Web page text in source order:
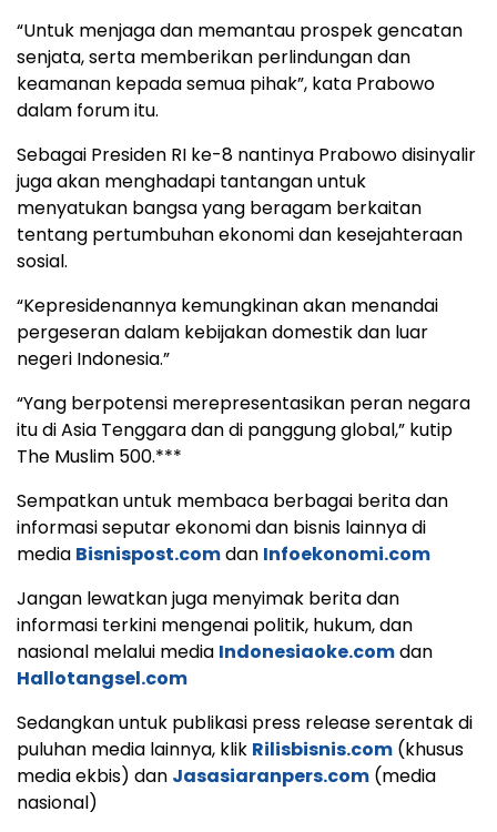
“Untuk menjaga dan memantau prospek gencatan
senjata, serta memberikan perlindungan dan
keamanan kepada semua pihak”, kata Prabowo
dalam forum itu.
Sebagai Presiden RI ke-8 nantinya Prabowo disinyalir
juga akan menghadapi tantangan untuk
menyatukan bangsa yang beragam berkaitan
tentang pertumbuhan ekonomi dan kesejahteraan
sosial.
“Kepresidenannya kemungkinan akan menandai
pergeseran dalam kebijakan domestik dan luar
negeri Indonesia.”
“Yang berpotensi merepresentasikan peran negara
itu di Asia Tenggara dan di panggung global,” kutip
The Muslim 500.***
Sempatkan untuk membaca berbagai berita dan
informasi seputar ekonomi dan bisnis lainnya di
media Bisnispost.comdan Infoekonomi.com
Jangan lewatkan juga menyimak berita dan
informasi terkini mengenai politik, hukum, dan
nasional melalui media Indonesiaoke.comdan
Hallotangsel.com
Sedangkan untuk publikasi press release serentak di
puluhan media lainnya, klik Rilisbisnis.com (khusus
media ekbis) dan Jasasiaranpers.com (media
nasional)